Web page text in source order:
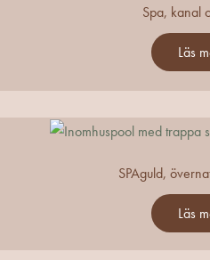
Spa, kanal
Läs
SPAguld,
Läs